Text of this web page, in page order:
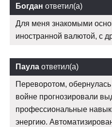
Богдан ответил(а)
Для меня знакомыми
иностранной валютой, с
Паула ответил(а)
Переворотом,
войне прогнозировали
профессиональные
энергию.